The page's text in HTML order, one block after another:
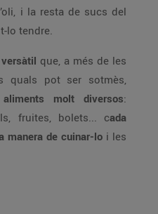
i la resta de sucs del
lo tendre.
que, a més de les
quals pot ser sotmès,
molt diversos:
fruites, bolets... cada
manera de cuinar-lo i les